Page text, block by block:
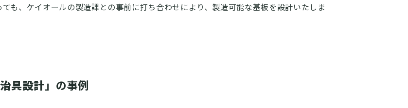
も、ケイオールの製造課との事前に打ち合わせにより、製造可能な基板を設計いたしま
具設計」の事例